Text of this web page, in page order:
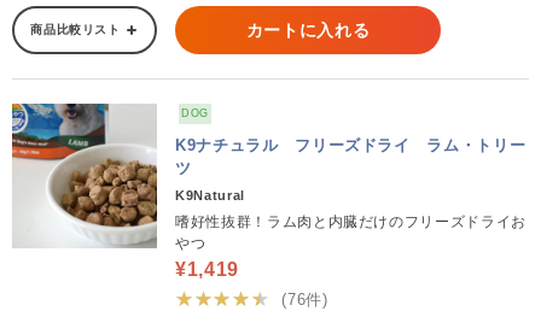
商品比較リスト カートに入れる
DOG
K9ナチュラル フリーズドライ ラム・トリー
ツ
K9Natural
嗜好性抜群！ラム肉と内臓だけのフリーズドライお
やつ
¥1,419
★★★★★
(76件)